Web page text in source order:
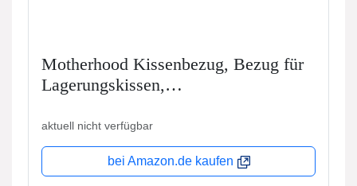
Motherhood Kissenbezug, Bezug für
Lagerungskissen,
Baumwolle - Öko-Tex Standard 100,
Grau Classics 2017
aktuell nicht verfügbar
bei Amazon.de kaufen